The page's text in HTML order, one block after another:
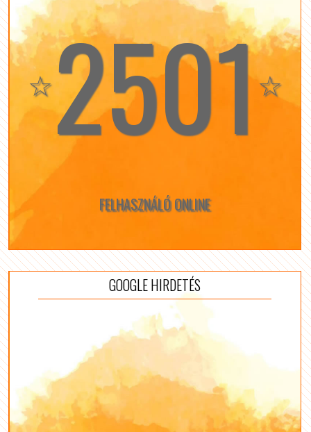
☆2501☆
FELHASZNÁLÓ ONLINE
GOOGLE HIRDETÉS